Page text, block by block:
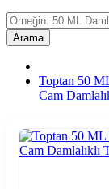
Arama
Toptan 50
Cam